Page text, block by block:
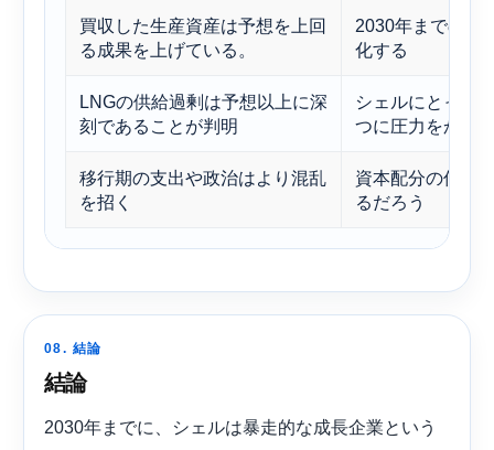
買収した生産資産は予想を上回
る成果を上げている。
2030年までの埋
化する
LNGの供給過剰は予想以上に深
刻であることが判明
シェルにとって
つに圧力をかけ
移行期の支出や政治はより混乱
を招く
資本配分の信頼
るだろう
08. 結論
結論
2030年までに、シェルは暴走的な成長企業という